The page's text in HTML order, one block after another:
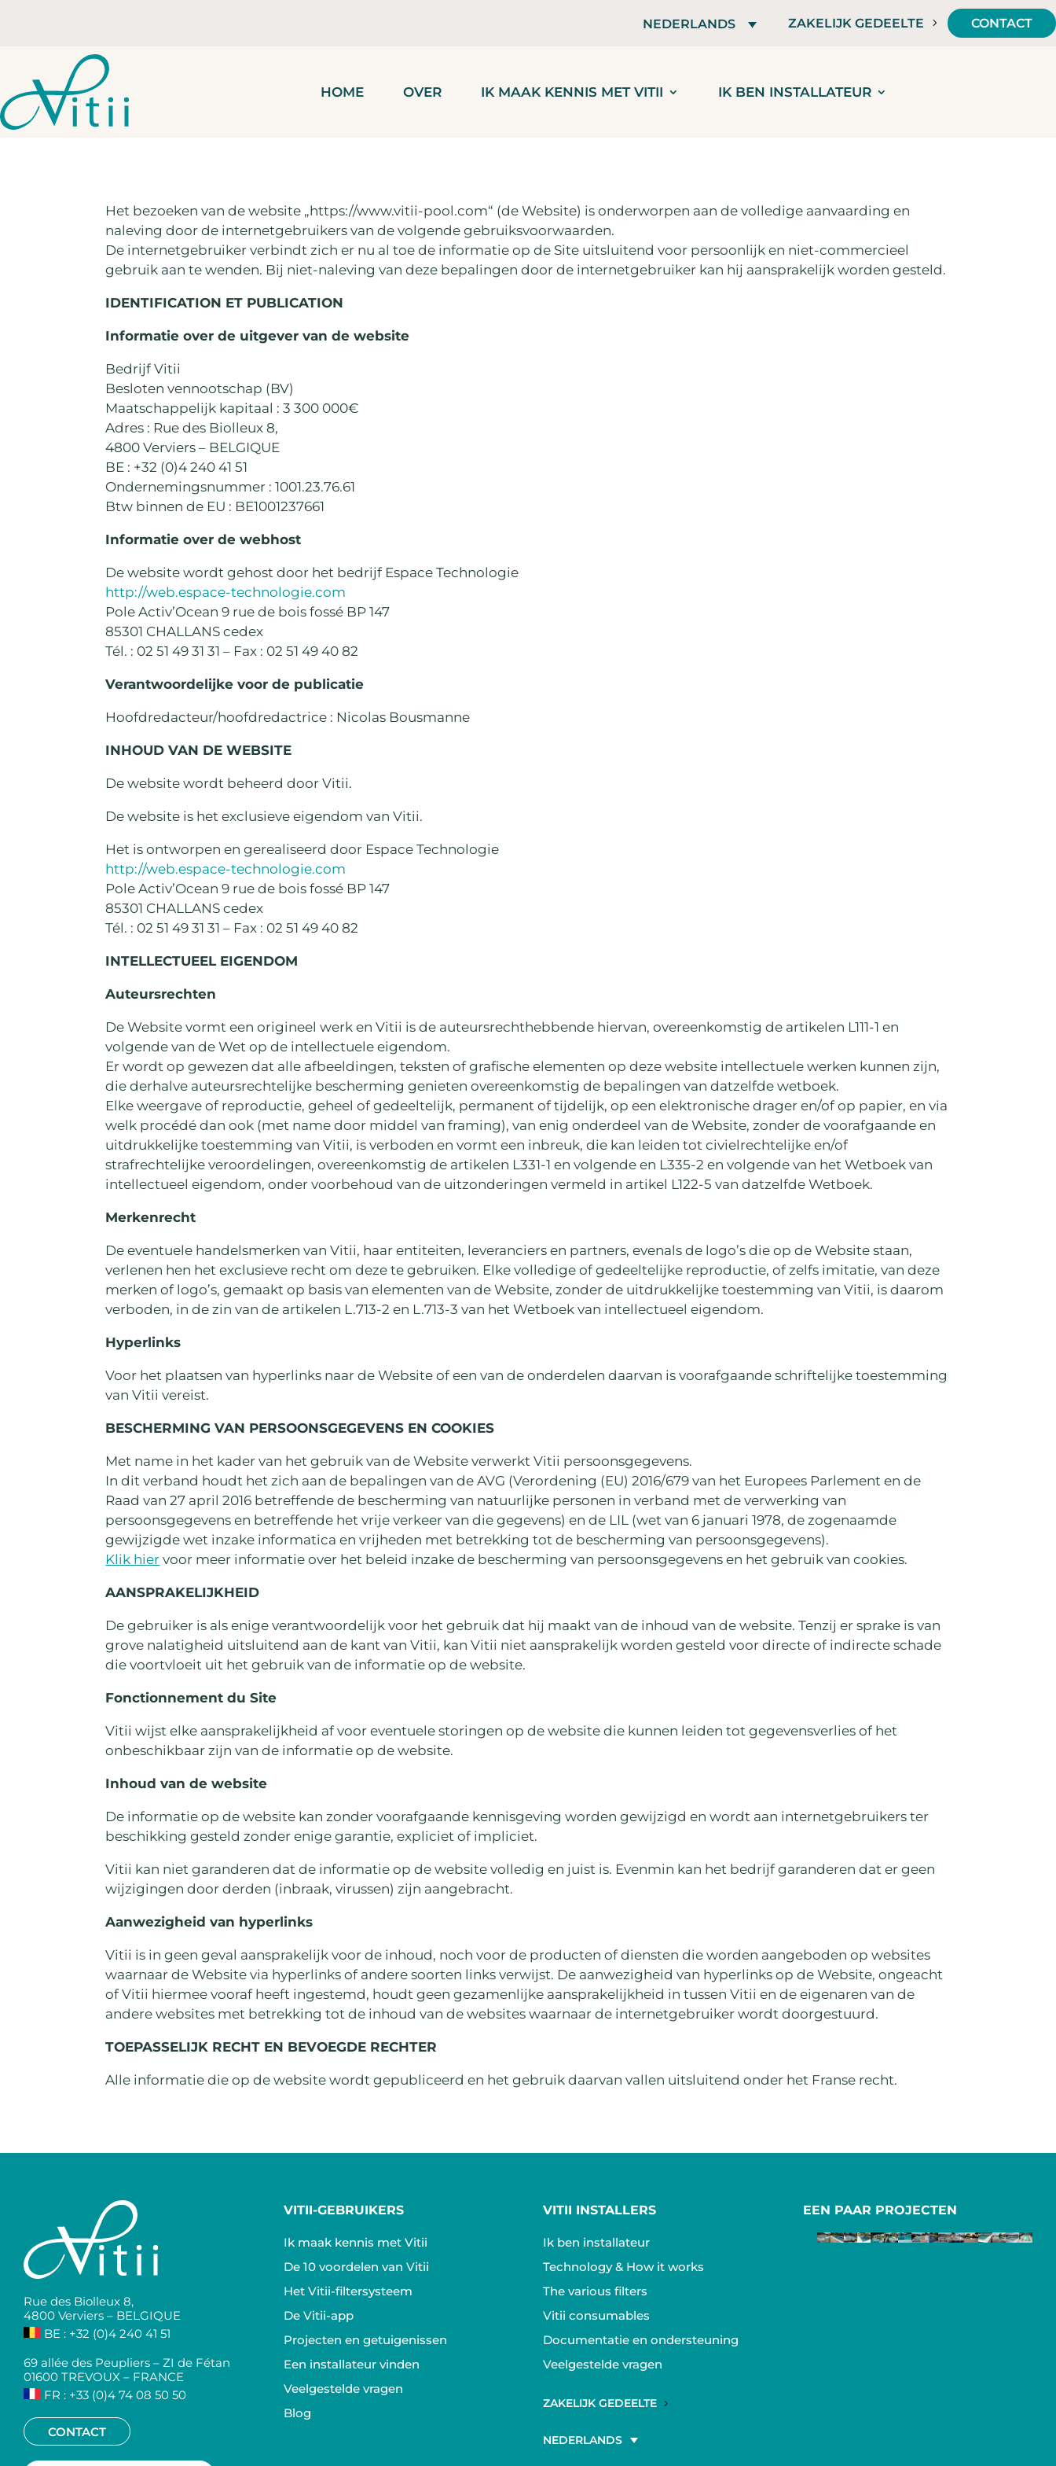
NEDERLANDS ZAKELIJK GEDEELTE CONTACT
HOME OVER IK MAAK KENNIS MET VITII IK BEN INSTALLATEUR
Het bezoeken van de website „https://www.vitii-pool.com“ (de Website) is onderworpen aan de volledige aanvaarding en
naleving door de internetgebruikers van de volgende gebruiksvoorwaarden.
De internetgebruiker verbindt zich er nu al toe de informatie op de Site uitsluitend voor persoonlijk en niet-commercieel
gebruik aan te wenden. Bij niet-naleving van deze bepalingen door de internetgebruiker kan hij aansprakelijk worden gesteld.
IDENTIFICATION ET PUBLICATION
Informatie over de uitgever van de website
Bedrijf Vitii
Besloten vennootschap (BV)
Maatschappelijk kapitaal : 3 300 000€
Adres : Rue des Biolleux 8,
4800 Verviers – BELGIQUE
BE : +32 (0)4 240 41 51
Ondernemingsnummer : 1001.23.76.61
Btw binnen de EU : BE1001237661
Informatie over de webhost
De website wordt gehost door het bedrijf Espace Technologie
http://web.espace-technologie.com
Pole Activ’Ocean 9 rue de bois fossé BP 147
85301 CHALLANS cedex
Tél. : 02 51 49 31 31 – Fax : 02 51 49 40 82
Verantwoordelijke voor de publicatie
Hoofdredacteur/hoofdredactrice : Nicolas Bousmanne
INHOUD VAN DE WEBSITE
De website wordt beheerd door Vitii.
De website is het exclusieve eigendom van Vitii.
Het is ontworpen en gerealiseerd door Espace Technologie
http://web.espace-technologie.com
Pole Activ’Ocean 9 rue de bois fossé BP 147
85301 CHALLANS cedex
Tél. : 02 51 49 31 31 – Fax : 02 51 49 40 82
INTELLECTUEEL EIGENDOM
Auteursrechten
De Website vormt een origineel werk en Vitii is de auteursrechthebbende hiervan, overeenkomstig de artikelen L111-1 en
volgende van de Wet op de intellectuele eigendom.
Er wordt op gewezen dat alle afbeeldingen, teksten of grafische elementen op deze website intellectuele werken kunnen zijn,
die derhalve auteursrechtelijke bescherming genieten overeenkomstig de bepalingen van datzelfde wetboek.
Elke weergave of reproductie, geheel of gedeeltelijk, permanent of tijdelijk, op een elektronische drager en/of op papier, en via
welk procédé dan ook (met name door middel van framing), van enig onderdeel van de Website, zonder de voorafgaande en
uitdrukkelijke toestemming van Vitii, is verboden en vormt een inbreuk, die kan leiden tot civielrechtelijke en/of
strafrechtelijke veroordelingen, overeenkomstig de artikelen L331-1 en volgende en L335-2 en volgende van het Wetboek van
intellectueel eigendom, onder voorbehoud van de uitzonderingen vermeld in artikel L122-5 van datzelfde Wetboek.
Merkenrecht
De eventuele handelsmerken van Vitii, haar entiteiten, leveranciers en partners, evenals de logo’s die op de Website staan,
verlenen hen het exclusieve recht om deze te gebruiken. Elke volledige of gedeeltelijke reproductie, of zelfs imitatie, van deze
merken of logo’s, gemaakt op basis van elementen van de Website, zonder de uitdrukkelijke toestemming van Vitii, is daarom
verboden, in de zin van de artikelen L.713-2 en L.713-3 van het Wetboek van intellectueel eigendom.
Hyperlinks
Voor het plaatsen van hyperlinks naar de Website of een van de onderdelen daarvan is voorafgaande schriftelijke toestemming
van Vitii vereist.
BESCHERMING VAN PERSOONSGEGEVENS EN COOKIES
Met name in het kader van het gebruik van de Website verwerkt Vitii persoonsgegevens.
In dit verband houdt het zich aan de bepalingen van de AVG (Verordening (EU) 2016/679 van het Europees Parlement en de
Raad van 27 april 2016 betreffende de bescherming van natuurlijke personen in verband met de verwerking van
persoonsgegevens en betreffende het vrije verkeer van die gegevens) en de LIL (wet van 6 januari 1978, de zogenaamde
gewijzigde wet inzake informatica en vrijheden met betrekking tot de bescherming van persoonsgegevens).
Klik hier voor meer informatie over het beleid inzake de bescherming van persoonsgegevens en het gebruik van cookies.
AANSPRAKELIJKHEID
De gebruiker is als enige verantwoordelijk voor het gebruik dat hij maakt van de inhoud van de website. Tenzij er sprake is van
grove nalatigheid uitsluitend aan de kant van Vitii, kan Vitii niet aansprakelijk worden gesteld voor directe of indirecte schade
die voortvloeit uit het gebruik van de informatie op de website.
Fonctionnement du Site
Vitii wijst elke aansprakelijkheid af voor eventuele storingen op de website die kunnen leiden tot gegevensverlies of het
onbeschikbaar zijn van de informatie op de website.
Inhoud van de website
De informatie op de website kan zonder voorafgaande kennisgeving worden gewijzigd en wordt aan internetgebruikers ter
beschikking gesteld zonder enige garantie, expliciet of impliciet.
Vitii kan niet garanderen dat de informatie op de website volledig en juist is. Evenmin kan het bedrijf garanderen dat er geen
wijzigingen door derden (inbraak, virussen) zijn aangebracht.
Aanwezigheid van hyperlinks
Vitii is in geen geval aansprakelijk voor de inhoud, noch voor de producten of diensten die worden aangeboden op websites
waarnaar de Website via hyperlinks of andere soorten links verwijst. De aanwezigheid van hyperlinks op de Website, ongeacht
of Vitii hiermee vooraf heeft ingestemd, houdt geen gezamenlijke aansprakelijkheid in tussen Vitii en de eigenaren van de
andere websites met betrekking tot de inhoud van de websites waarnaar de internetgebruiker wordt doorgestuurd.
TOEPASSELIJK RECHT EN BEVOEGDE RECHTER
Alle informatie die op de website wordt gepubliceerd en het gebruik daarvan vallen uitsluitend onder het Franse recht.
Rue des Biolleux 8,
4800 Verviers – BELGIQUE
BE : +32 (0)4 240 41 51
69 allée des Peupliers – ZI de Fétan
01600 TREVOUX – FRANCE
FR : +33 (0)4 74 08 50 50
CONTACT
VITII-GEBRUIKERS
Ik maak kennis met Vitii
De 10 voordelen van Vitii
Het Vitii-filtersysteem
De Vitii-app
Projecten en getuigenissen
Een installateur vinden
Veelgestelde vragen
Blog
VITII INSTALLERS
Ik ben installateur
Technology & How it works
The various filters
Vitii consumables
Documentatie en ondersteuning
Veelgestelde vragen
ZAKELIJK GEDEELTE
NEDERLANDS
EEN PAAR PROJECTEN